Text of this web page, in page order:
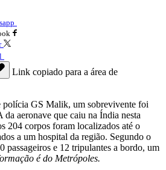
Link copiado para a área de
polícia GS Malik, um sobrevivente foi
da aeronave que caiu na Índia nesta
204 corpos foram localizados até o
a um hospital da região. Segundo o
passageiros e 12 tripulantes a bordo, um
é do Metrópoles.